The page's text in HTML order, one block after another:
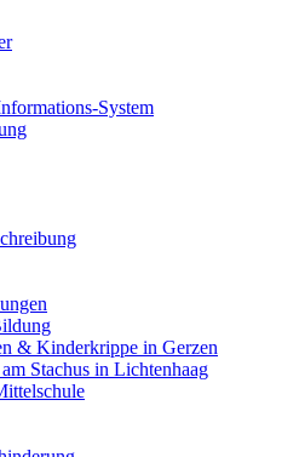
System
& Kinderkrippe in Gerzen
Stachus in Lichtenhaag